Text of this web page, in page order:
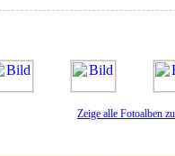
Zeige alle Fotoalben